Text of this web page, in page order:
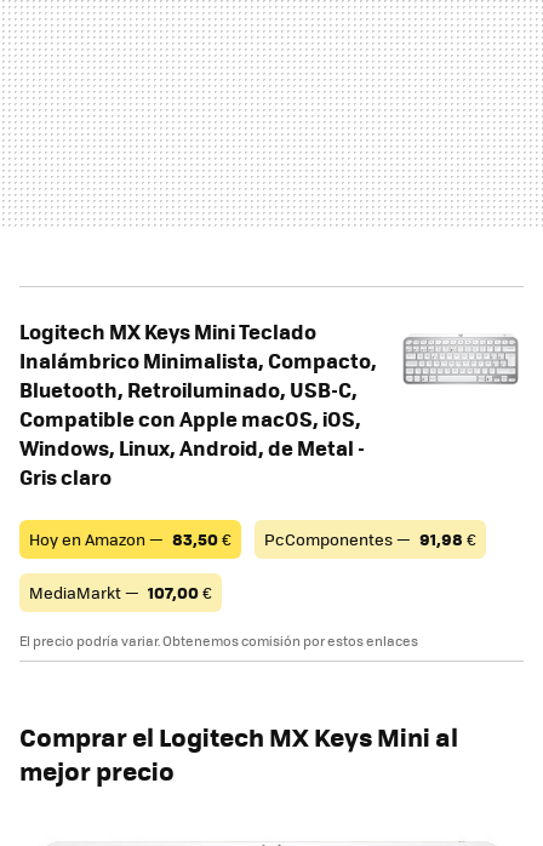
Logitech MX Keys Mini Teclado
Inalámbrico Minimalista, Compacto,
Bluetooth, Retroiluminado, USB-C,
Compatible con Apple macOS, iOS,
Windows, Linux, Android, de Metal -
Gris claro
Hoy en Amazon — 83,50€ PcComponentes — 91,98 €
MediaMarkt — 107,00€
El precio podría variar. Obtenemos comisión por estos enlaces
Comprar el Logitech MX Keys Mini al
mejor precio